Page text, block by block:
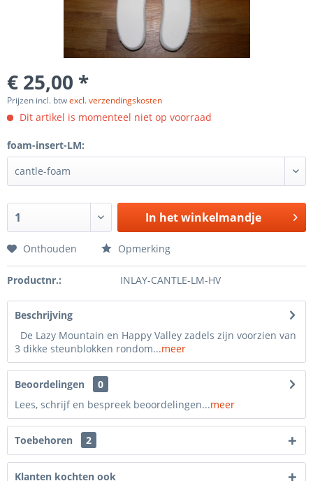
€ 25,00 *
Prijzen incl. btwexcl. verzendingskosten
Dit artikel is momenteel niet op voorraad
foam-insert-LM:
In het winkelmandje
Onthouden Opmerking
Productnr.: INLAY-CANTLE-LM-HV
Beschrijving
De Lazy Mountain en Happy Valley zadels zijn voorzien van
3 dikke steunblokken rondom...meer
Beoordelingen
0
Lees, schrijf en bespreek beoordelingen...meer
Toebehoren 2
Klanten kochten ook